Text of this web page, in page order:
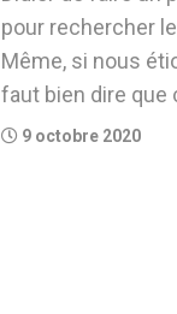
pour rechercher
Même, si nous
faut bien dire que
9 octobre 2020